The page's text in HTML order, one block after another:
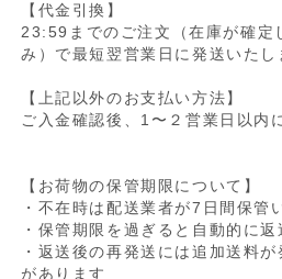
【代金引換】
23:59までのご注文（在庫が確定
み）で最短翌営業日に発送いたし
【上記以外のお支払い方法】
ご入金確認後、1〜２営業日以内
【お荷物の保管期限について】
・不在時は配送業者が7日間保管
・保管期限を過ぎると自動的に返
・返送後の再発送には追加送料
があります